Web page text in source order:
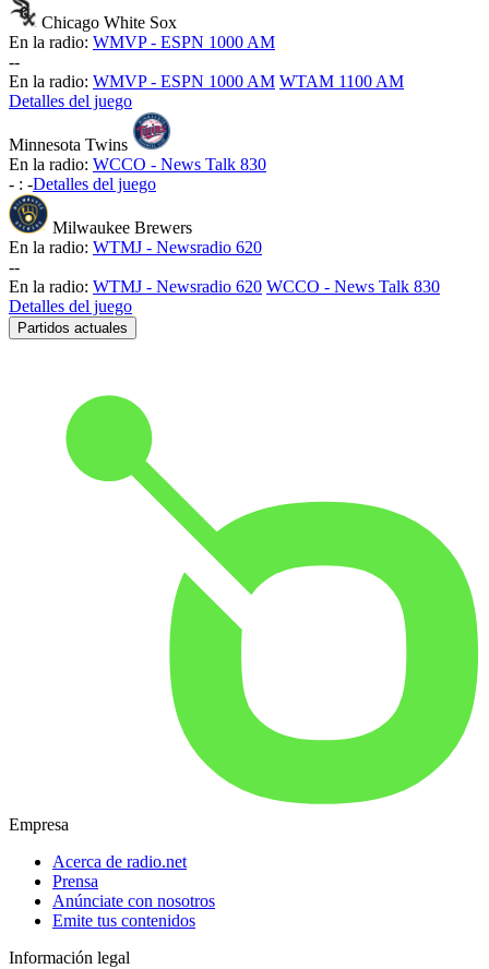
Chicago White Sox
En la radio: WMVP - ESPN 1000 AM
--
En la radio: WMVP - ESPN 1000 AM WTAM 1100 AM
Detalles del juego
Minnesota Twins
En la radio: WCCO - News Talk 830
- : -Detalles del juego
Milwaukee Brewers
En la radio: WTMJ - Newsradio 620
--
En la radio: WTMJ - Newsradio 620 WCCO - News Talk 830
Detalles del juego
Partidos actuales
Empresa
Acerca de radio.net
Prensa
Anúnciate con nosotros
Emite tus contenidos
Información legal